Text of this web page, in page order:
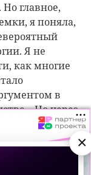
главное,
я поняла,
Я не
как многие
в
Но через
поменяла
меня
дико
×